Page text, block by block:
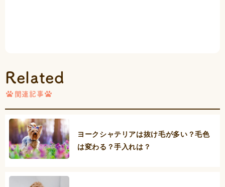
Related
関連記事
ヨークシャテリアは抜け毛が多い？毛色
は変わる？手入れは？